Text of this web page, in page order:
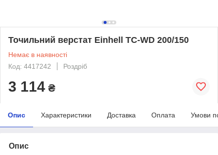
Точильний верстат Einhell TC-WD 200/150
Немає в наявності
Код: 4417242
Роздріб
3 114 ₴
Опис Характеристики Доставка Оплата Умови
Опис